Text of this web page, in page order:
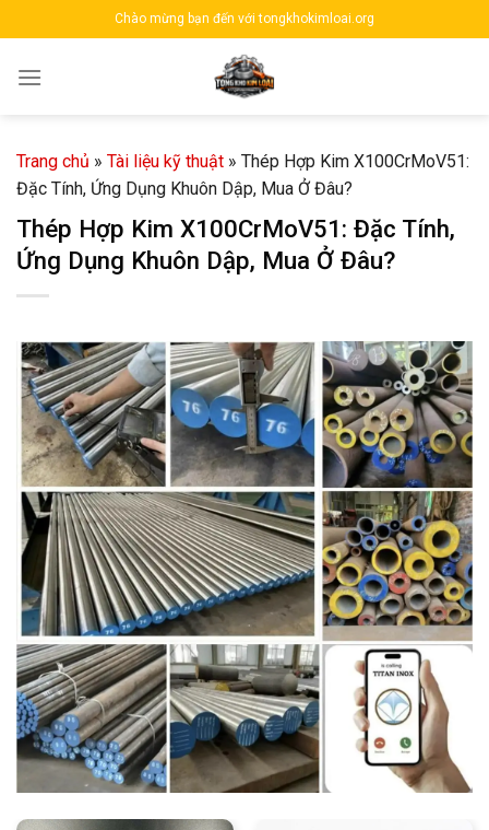
to
content
Chào mừng bạn đến với tongkhokimloai.org
Trang chủ » Tài liệu kỹ thuật » Thép Hợp Kim X100CrMoV51:
Đặc Tính, Ứng Dụng Khuôn Dập, Mua Ở Đâu?
Thép Hợp Kim X100CrMoV51: Đặc Tính,
Ứng Dụng Khuôn Dập, Mua Ở Đâu?